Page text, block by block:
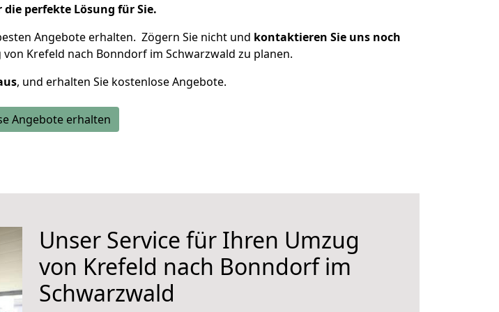
perfekte Lösung für Sie.
Angebote erhalten. Zögern Sie nicht und kontaktieren Sie uns noch
Krefeld nach Bonndorf im Schwarzwald zu planen.
, und erhalten Sie kostenlose Angebote.
Angebote erhalten
Unser Service für Ihren Umzug
von Krefeld nach Bonndorf im
Schwarzwald